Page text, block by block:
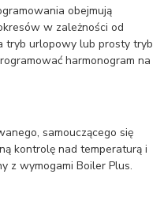
obejmują
w zależności od
tryb urlopowy lub prosty tryb
harmonogram na
samouczącego się
kontrolę nad temperaturą i
z wymogami Boiler Plus.